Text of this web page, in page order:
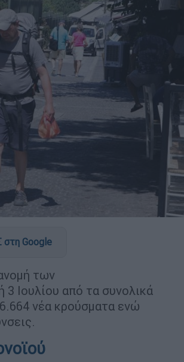
Google
των
Ιουλίου από τα συνολικά
νέα κρούσματα ενώ